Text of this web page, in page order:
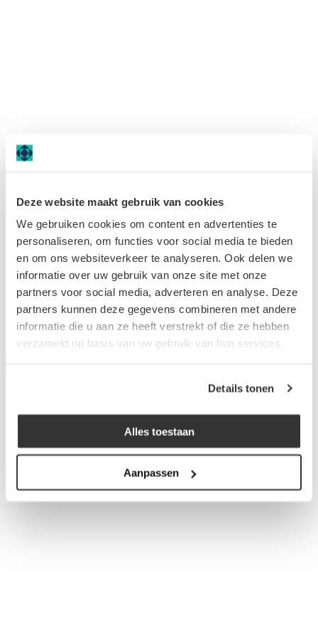
Deze website maakt gebruik van cookies
We gebruiken cookies om content en advertenties te
personaliseren, om functies voor social media te bieden
en om ons websiteverkeer te analyseren. Ook delen we
informatie over uw gebruik van onze site met onze
partners voor social media, adverteren en analyse. Deze
partners kunnen deze gegevens combineren met andere
informatie die u aan ze heeft verstrekt of die ze hebben
verzameld op basis van uw gebruik van hun services.
Details tonen
Alles toestaan
Aanpassen